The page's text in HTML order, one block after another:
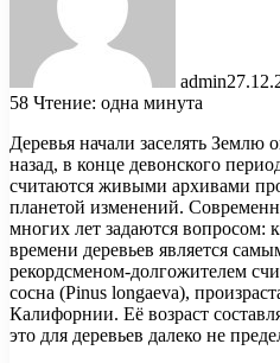
admin
58 Чтение: одна минута
Деревья начали заселять Землю
назад, в конце девонского
считаются живыми архивами
планетой изменений.
многих лет задаются вопросом:
времени деревьев является
рекордсменом-долгожителем
сосна (Pinus longaeva),
Калифорнии. Её возраст
это для деревьев далеко не